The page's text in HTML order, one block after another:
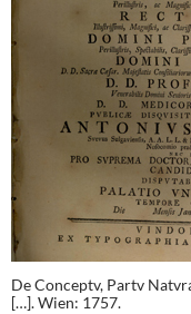
De Conceptv, Partv
[…]. Wien: 1757.